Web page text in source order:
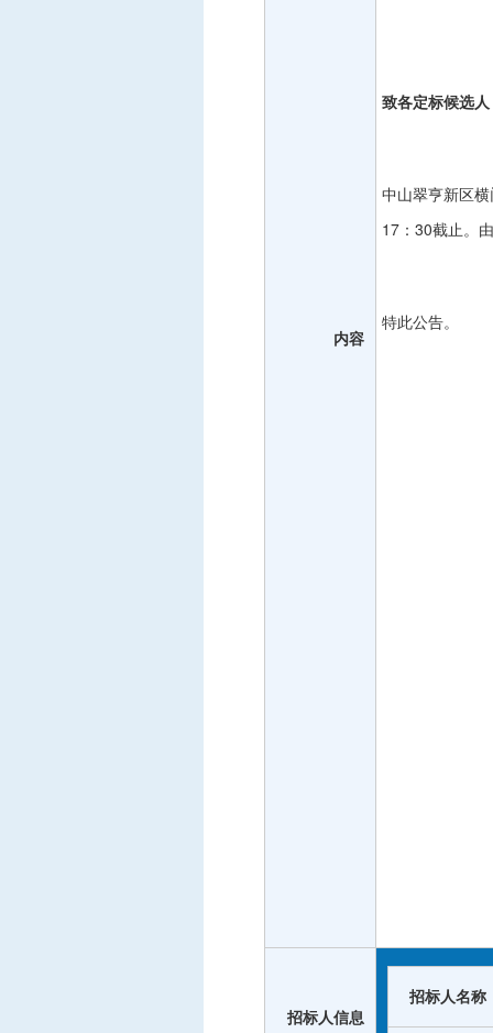
内容
致各定标候选
中山翠亨新区
17：30截止。
特此公告。
招标人信息
招标人名称